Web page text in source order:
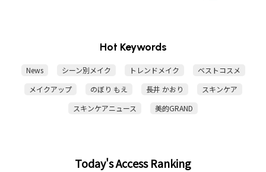
Hot Keywords
News シーン別メイク トレンドメイク
ベストコスメ
メイクアップ
のぼり もえ 長井 かおり
スキンケア
スキンケアニュース
美的GRAND
Today's Access Ranking